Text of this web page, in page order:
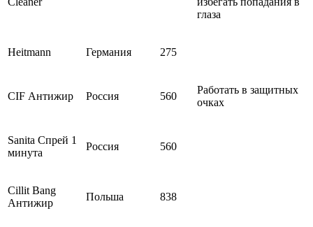
глаза
Heitmann Германия 275
CIF Антижир Россия 560
Работать в защитных
очках
Sanita Спрей 1
минута
Россия 560
Cillit Bang
Антижир
Польша 838